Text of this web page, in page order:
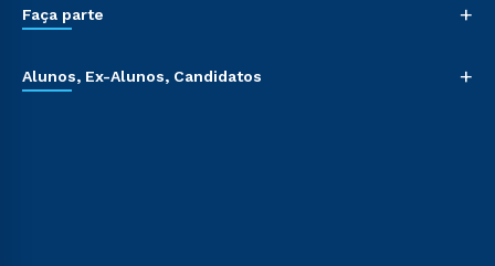
Faça parte +
Alunos, Ex-Alunos, Candidatos +